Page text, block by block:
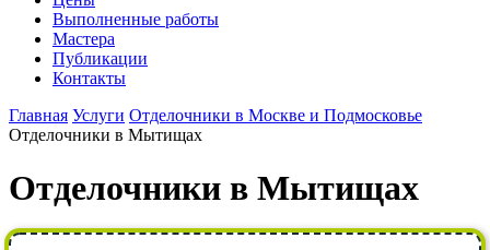
Выполненные работы
Мастера
Публикации
Контакты
Главная Услуги Отделочники в Москве и Подмосковье
Отделочники в Мытищах
Отделочники в Мытищах